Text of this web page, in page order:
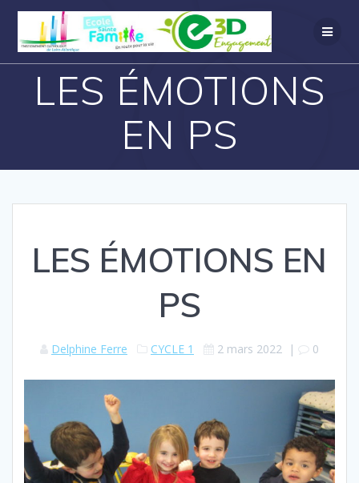
LES ÉMOTIONS
EN PS
LES ÉMOTIONS EN
PS
Delphine Ferre CYCLE 1 2 mars 2022 | 0